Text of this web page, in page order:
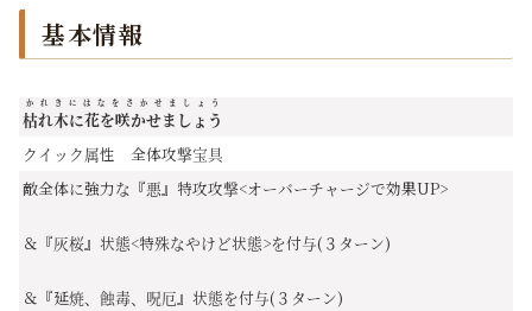
基本情報
枯れ木に花を咲かせましょう
かれきにはなをさかせましょう
クイック属性 全体攻撃宝具
敵全体に強力な『悪』特攻攻撃<オーバーチャージで効果UP>
＆『灰桜』状態<特殊なやけど状態>を付与(３ターン)
＆『延焼、蝕毒、呪厄』状態を付与(３ターン)